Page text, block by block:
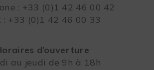
: +33 (0)1 42 46 00 42
: +33 (0)1 42 46 00 33
d’ouverture
au jeudi de 9h à 18h